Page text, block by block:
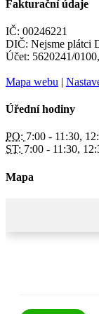
Fakturační údaje
IČ: 00246221
DIČ: Nejsme plátci
Účet: 5620241/
Mapa webu |
Úřední hodiny
PO: 7:00 - 11:30,
ST: 7:00 - 11:30,
Mapa